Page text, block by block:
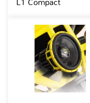
L1 Compact